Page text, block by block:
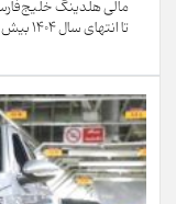
تا انتهای سال 1404 بیش از 80 درصد از آنها با برنامه اعلا...